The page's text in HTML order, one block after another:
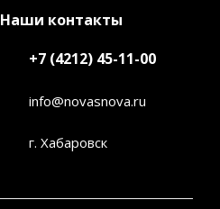
Наши контакты
+7 (4212) 45-11-00
info@novasnova.ru
г. Хабаровск